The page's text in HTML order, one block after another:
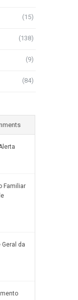
(15)
(138)
(9)
(84)
Familiar
Geral da